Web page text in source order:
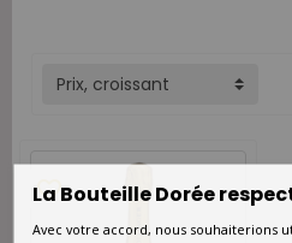
Prix, croissant
favorite_border
La Bouteille Dorée
Avec votre accord, nous souhaiterions